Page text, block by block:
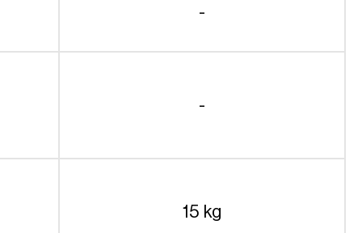
-
-
15 kg